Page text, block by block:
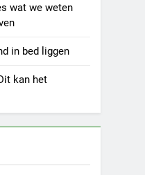
wat we weten
in bed liggen
kan het